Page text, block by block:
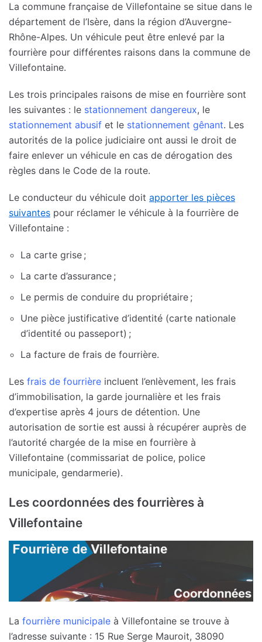
La commune française de Villefontaine se situe dans le
département de l’Isère, dans la région d’Auvergne-
Rhône-Alpes. Un véhicule peut être enlevé par la
fourrière pour différentes raisons dans la commune de
Villefontaine.
Les trois principales raisons de mise en fourrière sont
les suivantes : le stationnement dangereux, le
stationnement abusif et le stationnement gênant. Les
autorités de la police judiciaire ont aussi le droit de
faire enlever un véhicule en cas de dérogation des
règles dans le Code de la route.
Le conducteur du véhicule doit apporter les pièces
suivantes pour réclamer le véhicule à la fourrière de
Villefontaine :
La carte grise ;
La carte d’assurance ;
Le permis de conduire du propriétaire ;
Une pièce justificative d’identité (carte nationale
d’identité ou passeport) ;
La facture de frais de fourrière.
Les frais de fourrière incluent l’enlèvement, les frais
d’immobilisation, la garde journalière et les frais
d’expertise après 4 jours de détention. Une
autorisation de sortie est aussi à récupérer auprès de
l’autorité chargée de la mise en fourrière à
Villefontaine (commissariat de police, police
municipale, gendarmerie).
Les coordonnées des fourrières à
Villefontaine
La fourrière municipale à Villefontaine se trouve à
l’adresse suivante : 15 Rue Serge Mauroit, 38090